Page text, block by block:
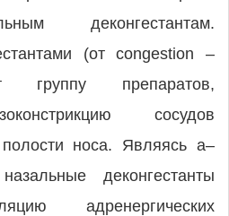
деконгестантам.
(от congestion –
группу препаратов,
сосудов
носа. Являясь a–
деконгестанты
адренергических